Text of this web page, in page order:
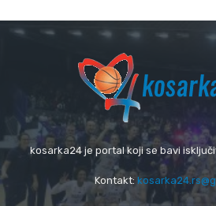
kosarka24 je portal koji se bavi
Kontakt: